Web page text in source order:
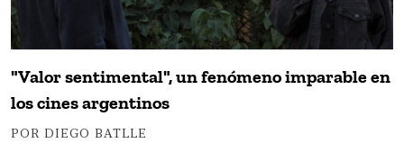
"Valor sentimental", un fenómeno imparable en
los cines argentinos
POR DIEGO BATLLE